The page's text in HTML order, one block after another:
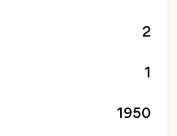
2
1
1950